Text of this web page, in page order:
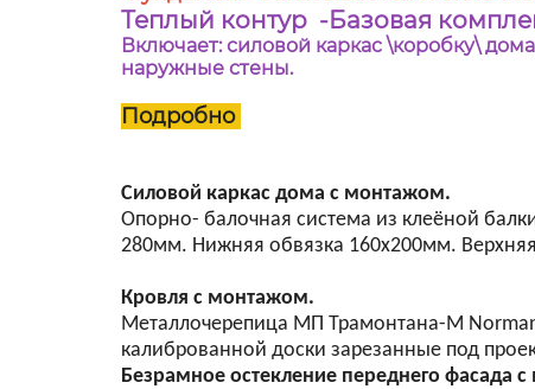
Теплый контур -Базовая
Включает: силовой каркас \коробку\
наружные стены.
Подробно
Силовой каркас дома с монтажом.
Опорно- балочная система из клеёной
280мм. Нижняя обвязка 160х200мм.
Кровля с монтажом.
Металлочерепица МП Трамонтана-M
калиброванной доски зарезанные под
Безрамное остекление переднего фасада